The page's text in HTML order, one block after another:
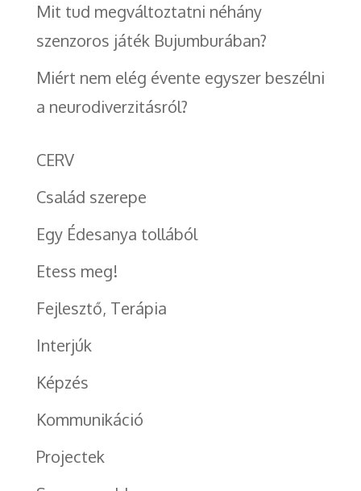
Mit tud megváltoztatni néhány
szenzoros játék Bujumburában?
Miért nem elég évente egyszer beszélni
a neurodiverzitásról?
CERV
Család szerepe
Egy Édesanya tollából
Etess meg!
Fejlesztő, Terápia
Interjúk
Képzés
Kommunikáció
Projectek